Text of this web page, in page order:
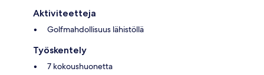
Aktiviteetteja
Golfmahdollisuus lähistöllä
Työskentely
7 kokoushuonetta